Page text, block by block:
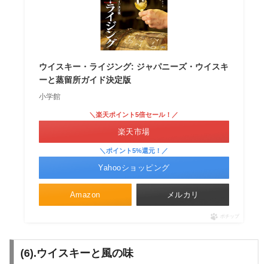
ウイスキー・ライジング: ジャパニーズ・ウイスキ
ーと蒸留所ガイド決定版
小学館
Amazon
＼楽天ポイント5倍セール！／
楽天市場
＼ポイント5%還元！／
Yahooショッピング
メルカリ
ポチップ
(6).ウイスキーと風の味